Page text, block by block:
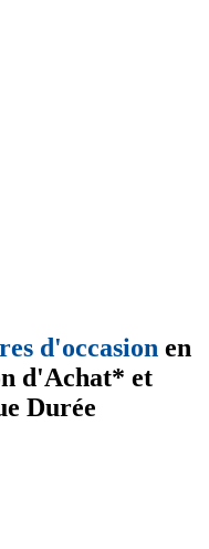
d'occasion en
d'Achat* et
Durée